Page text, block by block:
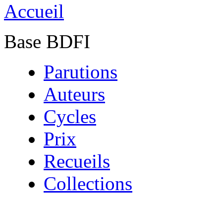
Accueil
Base BDFI
Parutions
Auteurs
Cycles
Prix
Recueils
Collections